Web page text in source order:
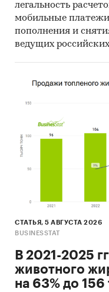
крупнейший
VE TIC LTD STI
Данные игроков
поставок:
- Рейтинг
- Рейтинг ведущих
зарубежных
Единицы
долларах и рублях
География
мира
Источник
легальность
мобильные
пополнения и
ведущих
СТАТЬЯ, 5 АВГУСТА 2026
BUSINESSTAT
В 2021-2025
животного
на 63% до 156